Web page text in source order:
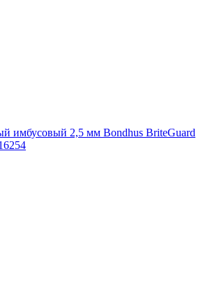
имбусовый 2,5 мм Bondhus BriteGuard